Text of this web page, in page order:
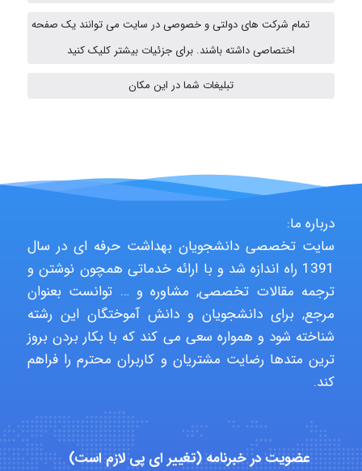
Poubakhtiari
Alirez0990
hosein abdolvand
emami
تمام شرکت های دولتی و خصوصی در سایت می توانند یک صفحه
اختصاصی داشته باشند. برای جزئیات بیشتر کلیک کنید
تبلیغات شما در این مکان
درباره ما:
سایت تخصصی دانشجویان بهداشت حرفه ای در سال
1391 راه اندازه شد و با ارائه خدماتی همچون نوشتن و
ترجمه مقالات تخصصی, مشاوره و … توانست بعنوان
مرجع, برای دانشجویان و دانش آموختگان این رشته
شناخته شود و همواره سعی می کند که با بکار بردن بروز
ترین متدها رضایت مشتریان و کاربران محترم را فراهم
کند.
عضویت در خبرنامه (تغییر ای پی لازم است)